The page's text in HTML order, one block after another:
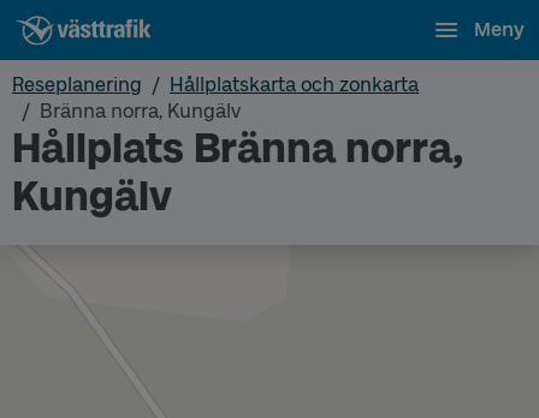
Meny
Reseplanering
Hållplatskarta och zonkarta
Bränna norra, Kungälv
Hållplats Bränna norra,
Kungälv